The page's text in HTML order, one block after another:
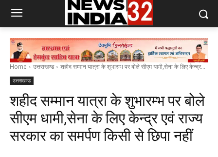
Home उत्तराखण्ड शहीद सम्मान यात्रा के शुभारम्भ पर बोले सीएम धामी,सेना के लिए केन्द्र...
उत्तराखण्ड
शहीद सम्मान यात्रा के शुभारम्भ पर बोले
सीएम धामी,सेना के लिए केन्द्र एवं राज्य
सरकार का समर्पण किसी से छिपा नहीं